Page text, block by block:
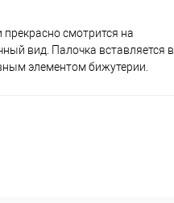
смотрится на
вид. Палочка вставляется в
элементом бижутерии.